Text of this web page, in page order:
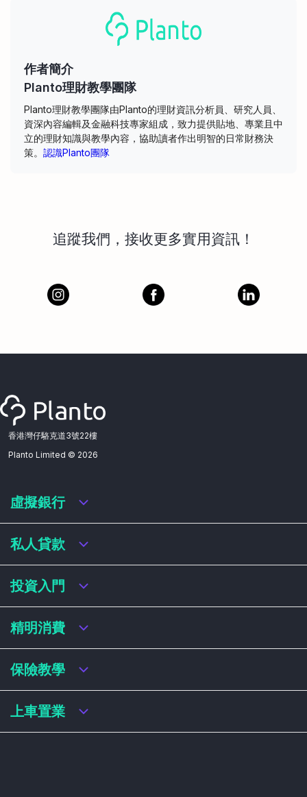
作者簡介
Planto理財教學團隊
Planto理財教學團隊由Planto的理財資訊分析員、研究人員、
資深內容編輯及金融科技專家組成，致力提供貼地、專業且中
立的理財知識與教學內容，協助讀者作出明智的日常財務決
策。 認識Planto團隊
追蹤我們，接收更多實用資訊！
香港灣仔駱克道3號22樓
Planto Limited © 2026
虛擬銀行
虛擬銀行迎新優惠
虛擬銀行存款利率比較
虛擬銀行銀扣賬卡 / 信用卡
虛擬銀行貸款
私人貸款
私人貸款年利率比較
網上即批貸款
結餘轉戶
稅務貸款
財務公司貸款
投資入門
港股戶口收費及迎新優惠
基金平台比較
買加密貨幣教學
精明消費
網購信用卡
飛行里數信用卡
學生信用卡
保險教學
買保險基本概念
上車置業